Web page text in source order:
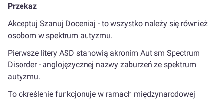
Przekaz
Akceptuj Szanuj Doceniaj - to wszystko należy się również
osobom w spektrum autyzmu.
Pierwsze litery ASD stanowią akronim Autism Spectrum
Disorder - anglojęzycznej nazwy zaburzeń ze spektrum
autyzmu.
To określenie funkcjonuje w ramach międzynarodowej